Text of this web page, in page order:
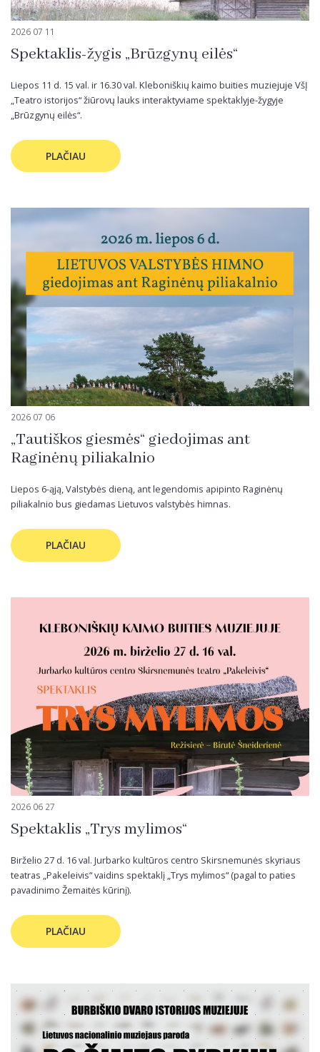
2026 07 11
Spektaklis-žygis „Brūzgynų eilės“
Liepos 11 d. 15 val. ir 16.30 val. Kleboniškių kaimo buities muziejuje VšĮ
„Teatro istorijos“ žiūrovų lauks interaktyviame spektaklyje-žygyje
„Brūzgynų eilės“.
PLAČIAU
2026 07 06
„Tautiškos giesmės“ giedojimas ant
Raginėnų piliakalnio
Liepos 6-ąją, Valstybės dieną, ant legendomis apipinto Raginėnų
piliakalnio bus giedamas Lietuvos valstybės himnas.
PLAČIAU
2026 06 27
Spektaklis „Trys mylimos“
Birželio 27 d. 16 val. Jurbarko kultūros centro Skirsnemunės skyriaus
teatras „Pakeleivis“ vaidins spektaklį „Trys mylimos“ (pagal to paties
pavadinimo Žemaitės kūrinį).
PLAČIAU